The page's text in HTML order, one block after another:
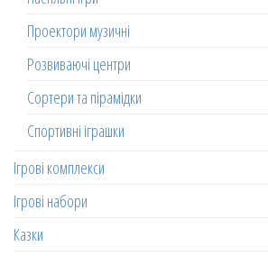
Проектори музичні
Розвиваючі центри
Сортери та пірамідки
Спортивні іграшки
Ігрові комплекси
Ігрові набори
Казки